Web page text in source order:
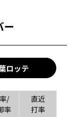
ー
ロッテ
/
率
直近
打率